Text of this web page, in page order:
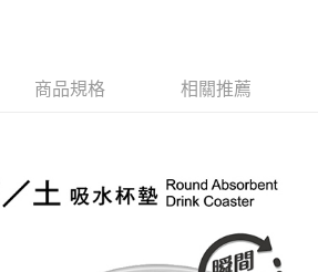
權停止該用戶之使用額度並採取法律行動。
商品規格 相關推薦